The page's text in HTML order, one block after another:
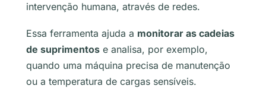
intervenção humana, através de redes.
Essa ferramenta ajuda a monitorar as cadeias
de suprimentos e analisa, por exemplo,
quando uma máquina precisa de manutenção
ou a temperatura de cargas sensíveis.